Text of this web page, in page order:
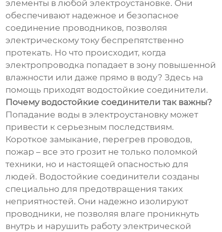
элементы в любой электроустановке. Они
обеспечивают надежное и безопасное
соединение проводников, позволяя
электрическому току беспрепятственно
протекать. Но что происходит, когда
электропроводка попадает в зону повышенной
влажности или даже прямо в воду? Здесь на
помощь приходят водостойкие соединители.
Почему водостойкие соединители так важны?
Попадание воды в электроустановку может
привести к серьезным последствиям.
Короткое замыкание, перегрев проводов,
пожар – все это грозит не только поломкой
техники, но и настоящей опасностью для
людей. Водостойкие соединители созданы
специально для предотвращения таких
неприятностей. Они надежно изолируют
проводники, не позволяя влаге проникнуть
внутрь и нарушить работу электрической